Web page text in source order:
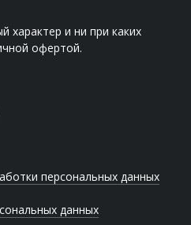
характер и ни при каких
офертой.
персональных данных
данных